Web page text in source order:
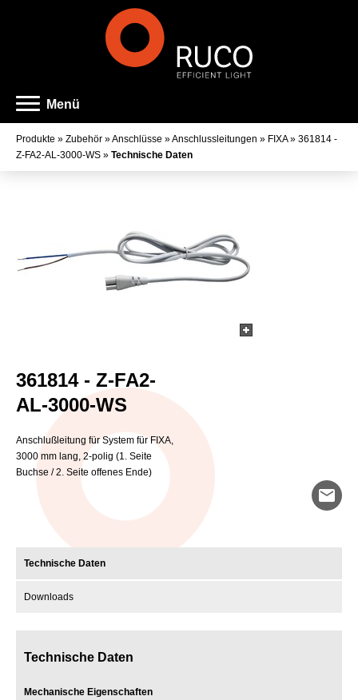
Menü
Produkte » Zubehör »Anschlüsse »Anschlussleitungen » FIXA» 361814 -
Z-FA2-AL-3000-WS » Technische Daten
361814 - Z-FA2-
AL-3000-WS
Anschlußleitung für System für FIXA,
3000 mm lang, 2-polig (1. Seite
Buchse / 2. Seite offenes Ende)
mail
Technische Daten
Downloads
Technische Daten
Mechanische Eigenschaften